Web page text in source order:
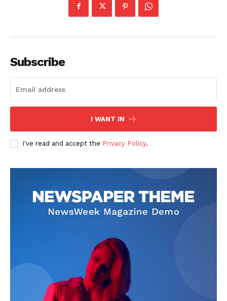
Subscribe
I WANT IN
I've read and accept the Privacy Policy.